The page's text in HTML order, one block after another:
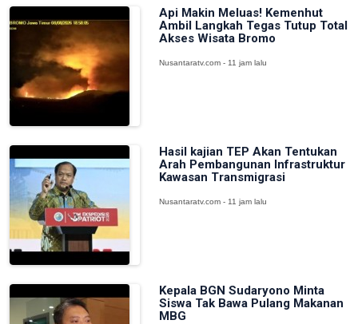
Api Makin Meluas! Kemenhut
Ambil Langkah Tegas Tutup Total
Akses Wisata Bromo
Nusantaratv.com - 11 jam lalu
Hasil kajian TEP Akan Tentukan
Arah Pembangunan Infrastruktur
Kawasan Transmigrasi
Nusantaratv.com - 11 jam lalu
Kepala BGN Sudaryono Minta
Siswa Tak Bawa Pulang Makanan
MBG